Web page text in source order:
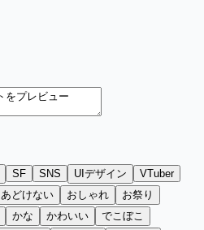
SF SNS UIデザイン
VTuber
あどけない おしゃれ
お祭り
かな かわいい
でこぼこ